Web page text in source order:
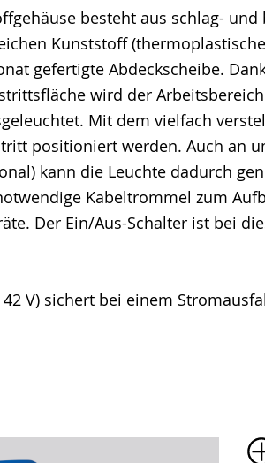
besteht aus schlag-
Kunststoff
gefertigte Abdeckscheibe.
wird der
Mit dem vielfach
positioniert werden. Auch an
kann die Leuchte dadurch
Kabeltrommel zum
Der Ein/Aus-Schalter ist bei
V) sichert bei einem